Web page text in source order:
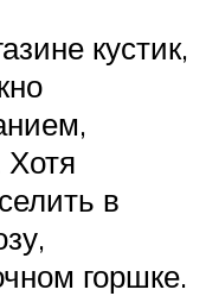
кустик,
в
горшке.